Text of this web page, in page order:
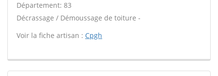
Département: 83
Décrassage / Démoussage de toiture -
Voir la fiche artisan : Cpgh